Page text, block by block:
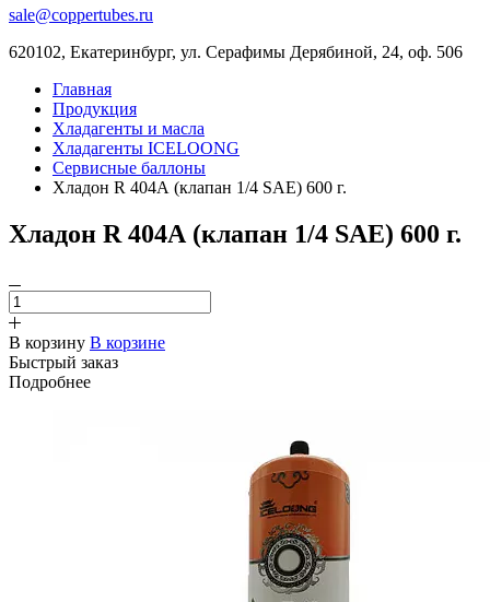
sale@coppertubes.ru
620102, Екатеринбург, ул. Серафимы Дерябиной, 24, оф. 506
Главная
Продукция
Хладагенты и масла
Хладагенты ICELOONG
Сервисные баллоны
Хладон R 404А (клапан 1/4 SAE) 600 г.
Хладон R 404А (клапан 1/4 SAE) 600 г.
В корзину В корзине
Быстрый заказ
Подробнее